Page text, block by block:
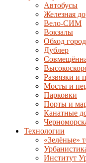
Автобусы
Железная
Вело-СИМ
Вокзалы
Обход
Дублер
Развязки и
Мосты и
Парковки
Порты и
Канатные
Технологии
«Зелёные»
Институт